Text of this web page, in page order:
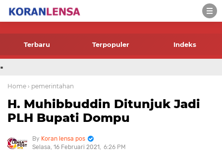
-->
Terbaru Terpopuler Indeks
.
Home › pemerintahan
H. Muhibbuddin Ditunjuk Jadi
PLH Bupati Dompu
Koran lensa pos
Selasa, 16 Februari 2021
6:26 PM